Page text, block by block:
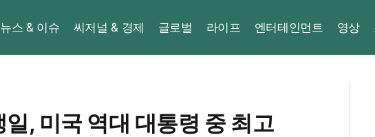
뉴스 & 이슈 씨저널 & 경제 글로벌 라이프 엔터테인먼트 영상
, 미국 역대 대통령 중 최고